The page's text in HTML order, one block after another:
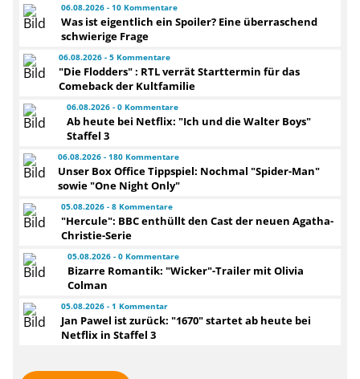
06.08.2026 - 10 Kommentare
Was ist eigentlich ein Spoiler? Eine überraschend
schwierige Frage
06.08.2026 - 5 Kommentare
"Die Flodders" : RTL verrät Starttermin für das
Comeback der Kultfamilie
06.08.2026 - 0 Kommentare
Ab heute bei Netflix: "Ich und die Walter Boys"
Staffel 3
06.08.2026 - 180 Kommentare
Unser Box Office Tippspiel: Nochmal "Spider-Man"
sowie "One Night Only"
05.08.2026 - 8 Kommentare
"Hercule": BBC enthüllt den Cast der neuen Agatha-
Christie-Serie
05.08.2026 - 0 Kommentare
Bizarre Romantik: "Wicker"-Trailer mit Olivia
Colman
05.08.2026 - 1 Kommentar
Jan Pawel ist zurück: "1670" startet ab heute bei
Netflix in Staffel 3